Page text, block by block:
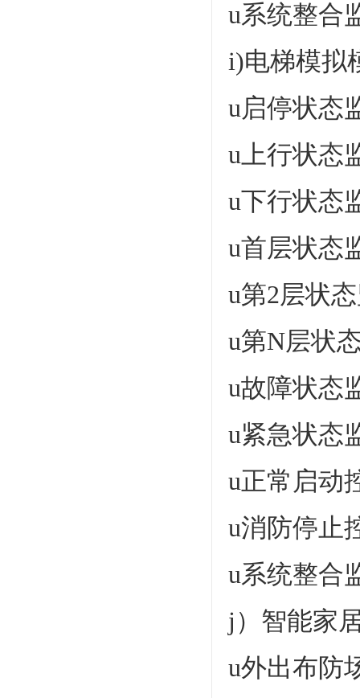
u系统整合
i)电梯模拟
u启停状态
u上行状态
u下行状态
u首层状态
u第2层状
u第N层状
u故障状态
u紧急状态
u正常启动
u消防停止
u系统整合
j）智能家
u外出布防